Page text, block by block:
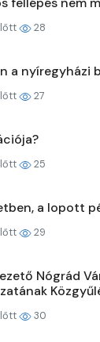
28
a nyíregyházi
27
25
a lopott
29
Nógrád
30